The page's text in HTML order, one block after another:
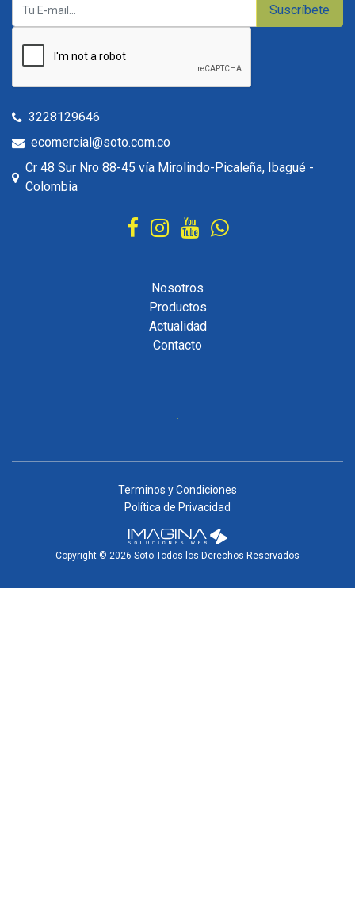
Suscríbete
3228129646
ecomercial@soto.com.co
Cr 48 Sur Nro 88-45 vía Mirolindo-Picaleña, Ibagué -
Colombia
Nosotros
Productos
Actualidad
Contacto
Terminos y Condiciones
Política de Privacidad
Copyright © 2026 Soto.Todos los Derechos Reservados